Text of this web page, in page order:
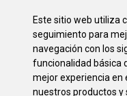
Este sitio web utiliza
seguimiento para
navegación con los
funcionalidad básica
mejor experiencia en
nuestros productos y
Romería de Ntra. Sra.
Descargas
"Bajada y Subida de El